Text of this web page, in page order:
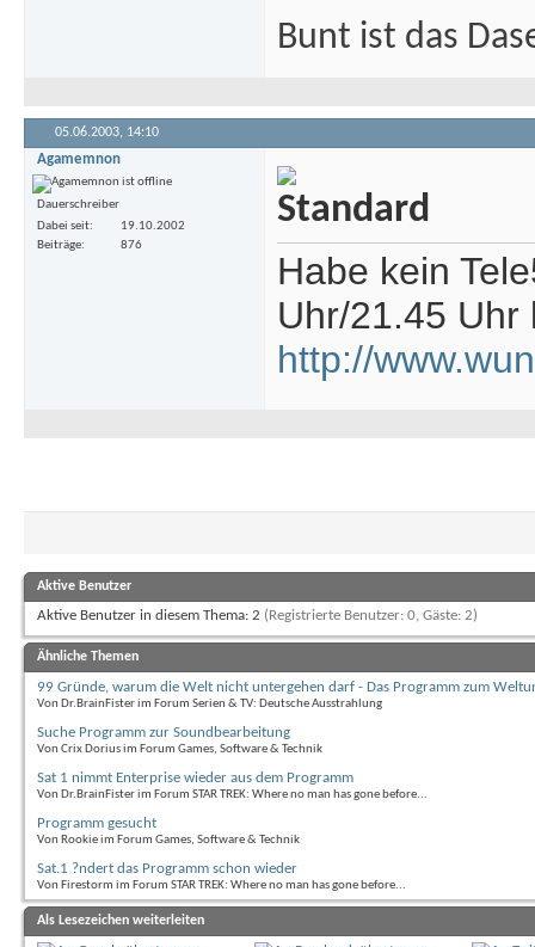
Bunt ist das
05.06.2003, 14:10
Agamemnon
Dauerschreiber
Dabei seit
19.10.2002
Beiträge
876
Habe kein
Uhr/21.45 Uhr
http://
Aktive Benutzer
Aktive Benutzer in diesem Thema: 2 (Registrierte Benutzer: 0, Gäste: 2)
Ähnliche Themen
99 Gründe, warum die Welt nicht untergehen darf - Das Programm zum
Von Dr.BrainFister im Forum Serien & TV: Deutsche Ausstrahlung
Suche Programm zur Soundbearbeitung
Von Crix Dorius im Forum Games, Software & Technik
Sat 1 nimmt Enterprise wieder aus dem Programm
Von Dr.BrainFister im Forum STAR TREK: Where no man has gone before...
Programm gesucht
Von Rookie im Forum Games, Software & Technik
Sat.1 ?ndert das Programm schon wieder
Von Firestorm im Forum STAR TREK: Where no man has gone before...
Als Lesezeichen weiterleiten